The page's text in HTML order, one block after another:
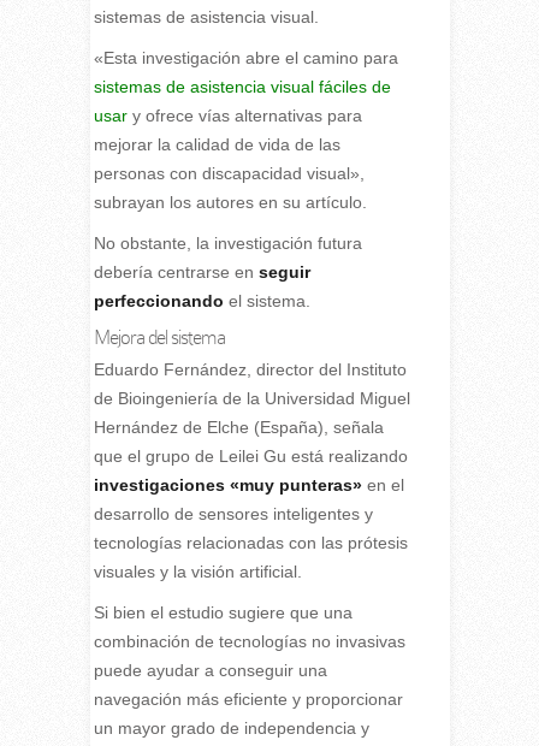
sistemas de asistencia visual.
«Esta investigación abre el camino para
sistemas de asistencia visual fáciles de
usary ofrece vías alternativas para
mejorar la calidad de vida de las
personas con discapacidad visual»,
subrayan los autores en su artículo.
No obstante, la investigación futura
debería centrarse en seguir
perfeccionando el sistema.
Mejora del sistema
Eduardo Fernández, director del Instituto
de Bioingeniería de la Universidad Miguel
Hernández de Elche (España), señala
que el grupo de Leilei Gu está realizando
investigaciones «muy punteras»en el
desarrollo de sensores inteligentes y
tecnologías relacionadas con las prótesis
visuales y la visión artificial.
Si bien el estudio sugiere que una
combinación de tecnologías no invasivas
puede ayudar a conseguir una
navegación más eficiente y proporcionar
un mayor grado de independencia y